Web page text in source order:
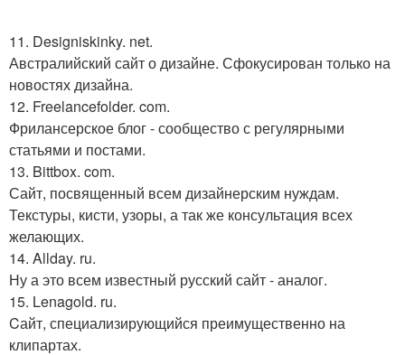
11. Designiskinky. net.
Австралийский сайт о дизайне. Сфокусирован только на
новостях дизайна.
12. Freelancefolder. com.
Фрилансерское блог - сообщество с регулярными
статьями и постами.
13. Bittbox. com.
Сайт, посвященный всем дизайнерским нуждам.
Текстуры, кисти, узоры, а так же консультация всех
желающих.
14. Allday. ru.
Ну а это всем известный русский сайт - аналог.
15. Lenagold. ru.
Cайт, специализирующийся преимущественно на
клипартах.